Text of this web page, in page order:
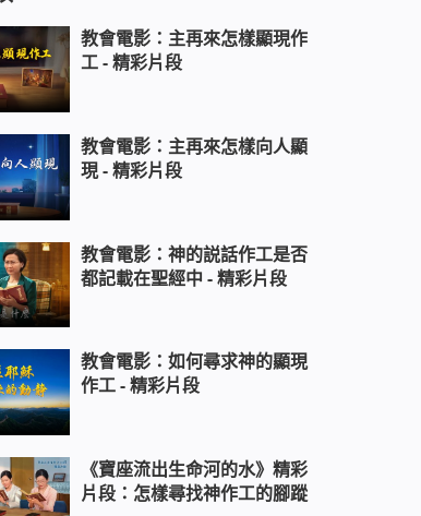
教會電影：主再來怎樣顯現作
工 - 精彩片段
教會電影：主再來怎樣向人顯
現 - 精彩片段
教會電影：神的説話作工是否
都記載在聖經中 - 精彩片段
教會電影：如何尋求神的顯現
作工 - 精彩片段
《寶座流出生命河的水》精彩
片段：怎樣尋找神作工的腳蹤